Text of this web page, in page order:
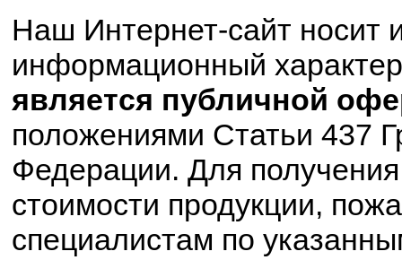
Наш Интернет-сайт носит
информационный
является публичной
положениями Статьи 437
Федерации. Для
стоимости продукции,
специалистам по